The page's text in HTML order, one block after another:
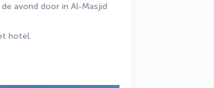
avond door in Al-Masjid
hotel.